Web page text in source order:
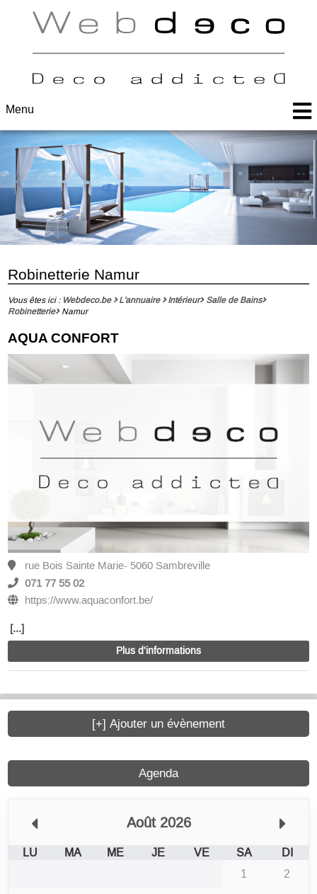
Menu
Robinetterie Namur
Vous êtes ici : Webdeco.be L'annuaire Intérieur
Salle de Bains
Robinetterie
Namur
AQUA CONFORT
rue Bois Sainte Marie- 5060 Sambreville
071 77 55 02
https://www.aquaconfort.be/
[...]
Plus d'informations
Agenda
Août 2026
LU MA ME JE VE SA
DI
1
2
[+] Ajouter un évènement